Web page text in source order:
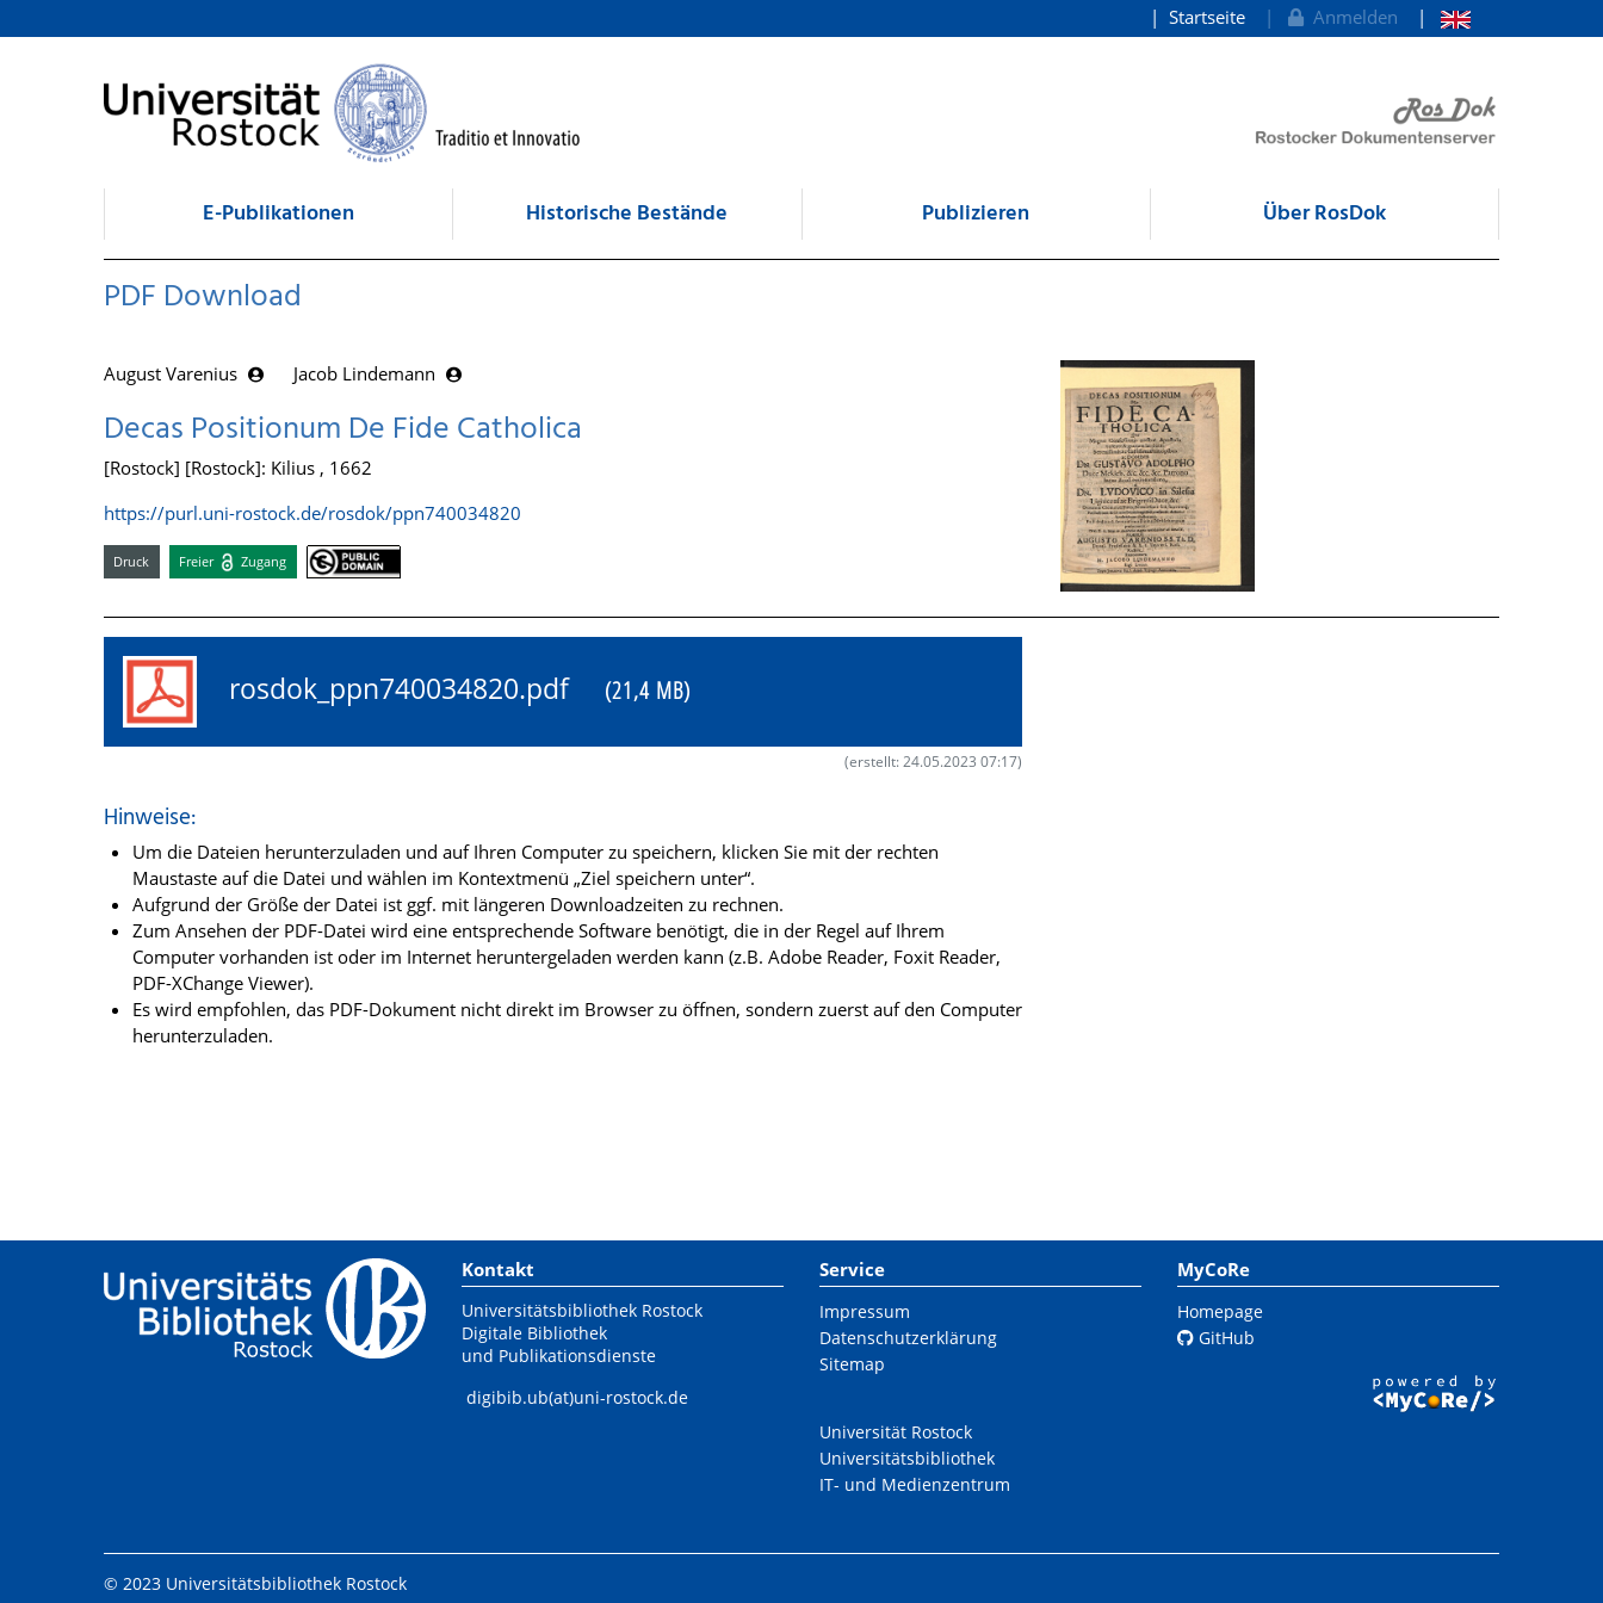
zum Inhalt
Startseite Anmelden
E-Publikationen Historische Bestände Publizieren Über RosDok
PDF Download
August Varenius Jacob Lindemann
Decas Positionum De Fide Catholica
[Rostock] [Rostock]: Kilius , 1662
https://purl.uni-rostock.de/rosdok/ppn740034820
Druck Freier Zugang
rosdok_ppn740034820.pdf (21,4 MB)
(erstellt: 24.05.2023 07:17)
Hinweise:
Um die Dateien herunterzuladen und auf Ihren Computer zu speichern, klicken Sie mit der rechten
Maustaste auf die Datei und wählen im Kontextmenü „Ziel speichern unter“.
Aufgrund der Größe der Datei ist ggf. mit längeren Downloadzeiten zu rechnen.
Zum Ansehen der PDF-Datei wird eine entsprechende Software benötigt, die in der Regel auf Ihrem
Computer vorhanden ist oder im Internet heruntergeladen werden kann (z.B. Adobe Reader, Foxit Reader,
PDF-XChange Viewer).
Es wird empfohlen, das PDF-Dokument nicht direkt im Browser zu öffnen, sondern zuerst auf den Computer
herunterzuladen.
Kontakt
Universitätsbibliothek Rostock
Digitale Bibliothek
und Publikationsdienste
digibib.ub(at)uni-rostock.de
Service
Impressum
Datenschutzerklärung
Sitemap
Universität Rostock
Universitätsbibliothek
IT- und Medienzentrum
MyCoRe
Homepage
GitHub
© 2023 Universitätsbibliothek Rostock